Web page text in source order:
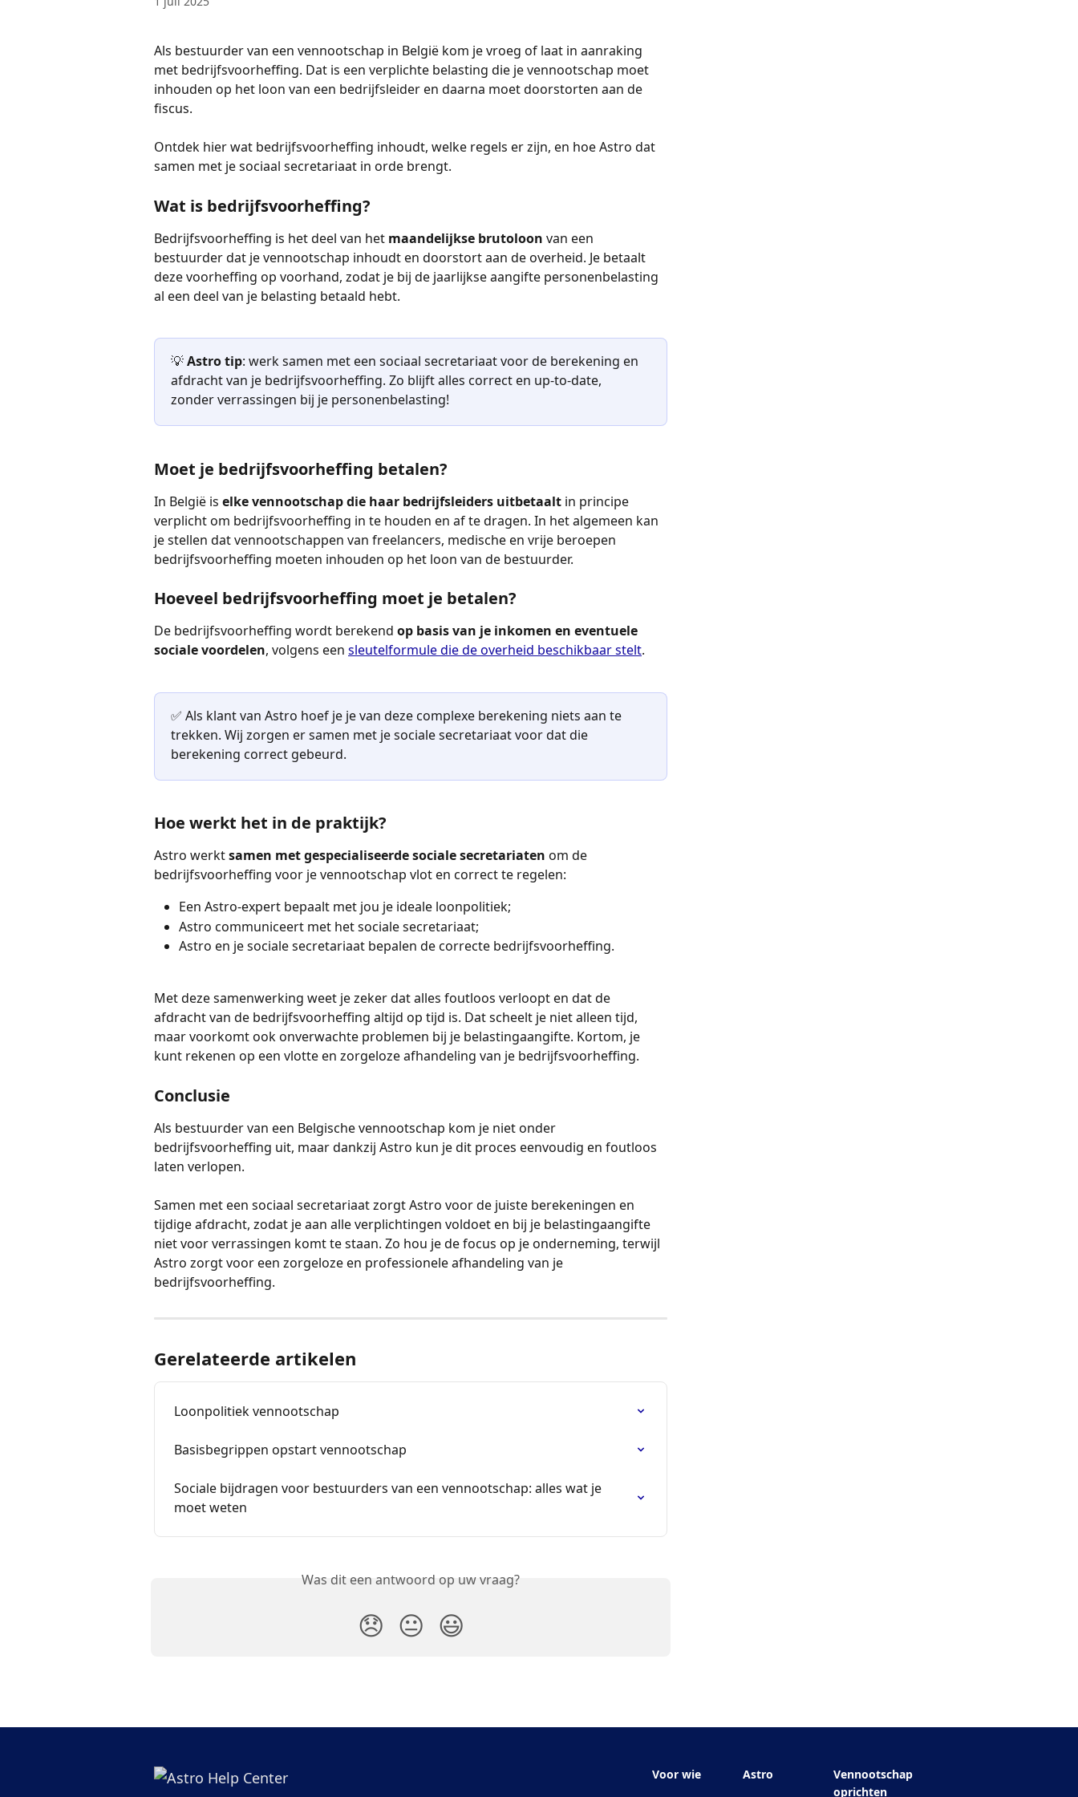
Als bestuurder van een vennootschap in België kom je vroeg of laat in aanraking
met bedrijfsvoorheffing. Dat is een verplichte belasting die je vennootschap moet
inhouden op het loon van een bedrijfsleider en daarna moet doorstorten aan de
fiscus.
Ontdek hier wat bedrijfsvoorheffing inhoudt, welke regels er zijn, en hoe Astro dat
samen met je sociaal secretariaat in orde brengt.
Wat is bedrijfsvoorheffing?
Bedrijfsvoorheffing is het deel van het maandelijkse brutoloon van een
bestuurder dat je vennootschap inhoudt en doorstort aan de overheid. Je betaalt
deze voorheffing op voorhand, zodat je bij de jaarlijkse aangifte personenbelasting
al een deel van je belasting betaald hebt.
💡 Astro tip: werk samen met een sociaal secretariaat voor de berekening en
afdracht van je bedrijfsvoorheffing. Zo blijft alles correct en up-to-date,
zonder verrassingen bij je personenbelasting!
Moet je bedrijfsvoorheffing betalen?
In België is elke vennootschap die haar bedrijfsleiders uitbetaalt in principe
verplicht om bedrijfsvoorheffing in te houden en af te dragen. In het algemeen kan
je stellen dat vennootschappen van freelancers, medische en vrije beroepen
bedrijfsvoorheffing moeten inhouden op het loon van de bestuurder.
Hoeveel bedrijfsvoorheffing moet je betalen?
De bedrijfsvoorheffing wordt berekend op basis van je inkomen en eventuele
sociale voordelen, volgens een sleutelformule die de overheid beschikbaar stelt.
✅ Als klant van Astro hoef je je van deze complexe berekening niets aan te
trekken. Wij zorgen er samen met je sociale secretariaat voor dat die
berekening correct gebeurd.
Hoe werkt het in de praktijk?
Astro werkt samen met gespecialiseerde sociale secretariaten om de
bedrijfsvoorheffing voor je vennootschap vlot en correct te regelen:
Een Astro-expert bepaalt met jou je ideale loonpolitiek;
Astro communiceert met het sociale secretariaat;
Astro en je sociale secretariaat bepalen de correcte bedrijfsvoorheffing.
Met deze samenwerking weet je zeker dat alles foutloos verloopt en dat de
afdracht van de bedrijfsvoorheffing altijd op tijd is. Dat scheelt je niet alleen tijd,
maar voorkomt ook onverwachte problemen bij je belastingaangifte. Kortom, je
kunt rekenen op een vlotte en zorgeloze afhandeling van je bedrijfsvoorheffing.
Conclusie
Als bestuurder van een Belgische vennootschap kom je niet onder
bedrijfsvoorheffing uit, maar dankzij Astro kun je dit proces eenvoudig en foutloos
laten verlopen.
Samen met een sociaal secretariaat zorgt Astro voor de juiste berekeningen en
tijdige afdracht, zodat je aan alle verplichtingen voldoet en bij je belastingaangifte
niet voor verrassingen komt te staan. Zo hou je de focus op je onderneming, terwijl
Astro zorgt voor een zorgeloze en professionele afhandeling van je
bedrijfsvoorheffing.
Gerelateerde artikelen
Loonpolitiek vennootschap
Basisbegrippen opstart vennootschap
Sociale bijdragen voor bestuurders van een vennootschap: alles wat je
moet weten
Was dit een antwoord op uw vraag?
😞 😐 😃
Voor wie Astro
Vennootschap
oprichten